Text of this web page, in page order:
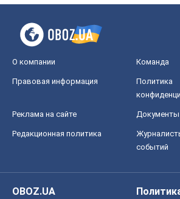
О компании Команда
Правовая информация
Политика
Реклама на сайте Документы
Редакционная политика
событий
OBOZ.UA